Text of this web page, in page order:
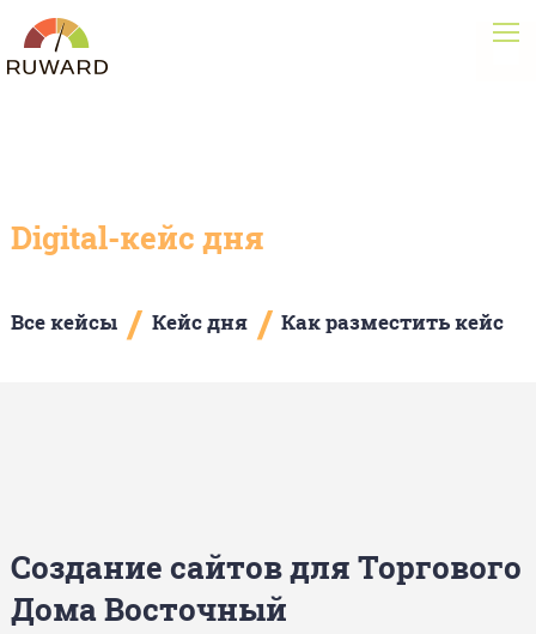
Digital-кейс дня
Все кейсы / Кейс дня / Как разместить кейс
Создание сайтов для Торгового
Дома Восточный